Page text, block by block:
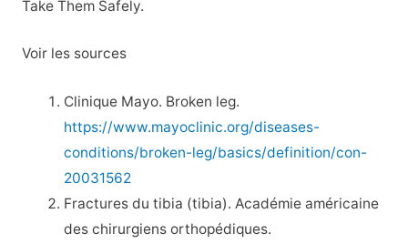
Take Them Safely.
Voir les sources
Clinique Mayo. Broken leg.
https://www.mayoclinic.org/diseases-
conditions/broken-leg/basics/definition/con-
20031562
Fractures du tibia (tibia). Académie américaine
des chirurgiens orthopédiques.